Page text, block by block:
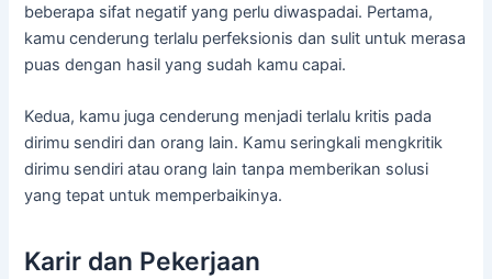
beberapa sifat negatif yang perlu diwaspadai. Pertama,
kamu cenderung terlalu perfeksionis dan sulit untuk merasa
puas dengan hasil yang sudah kamu capai.
Kedua, kamu juga cenderung menjadi terlalu kritis pada
dirimu sendiri dan orang lain. Kamu seringkali mengkritik
dirimu sendiri atau orang lain tanpa memberikan solusi
yang tepat untuk memperbaikinya.
Karir dan Pekerjaan